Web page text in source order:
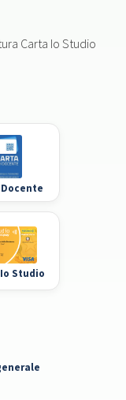
Carta Io Studio
Studio